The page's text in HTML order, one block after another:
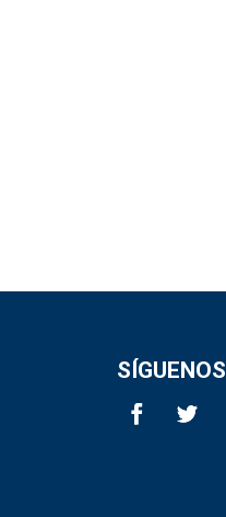
SÍGUENOS